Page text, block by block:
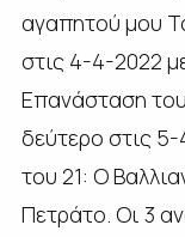
αγαπητού μου
στις 4-4-2022
Επανάσταση του
δεύτερο στις
του 21: Ο
Πετράτο. Οι 3